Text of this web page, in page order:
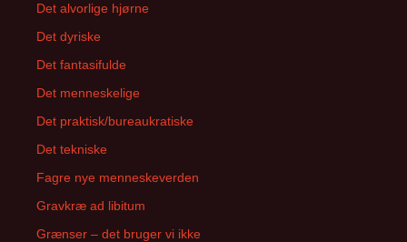
Det alvorlige hjørne
Det dyriske
Det fantasifulde
Det menneskelige
Det praktisk/bureaukratiske
Det tekniske
Fagre nye menneskeverden
Gravkræ ad libitum
Grænser – det bruger vi ikke